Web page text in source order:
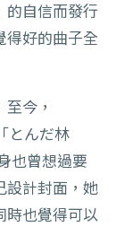
的自信而發行
得好的曲子全
今，
とんだ林
也曾想過要
設計封面，她
時也覺得可以